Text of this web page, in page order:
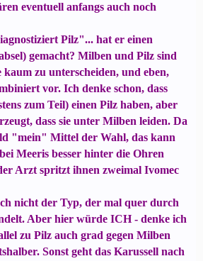
eventuell anfangs auch noch
Pilz"... hat er einen
gemacht? Milben und Pilz sind
kaum zu unterscheiden, und eben,
vor. Ich denke schon, dass
zum Teil) einen Pilz haben, aber
dass sie unter Milben leiden. Da
"mein" Mittel der Wahl, das kann
Meeris besser hinter die Ohren
Arzt spritzt ihnen zweimal Ivomec
nicht der Typ, der mal quer durch
Aber hier würde ICH - denke ich
zu Pilz auch grad gegen Milben
Sonst geht das Karussell nach